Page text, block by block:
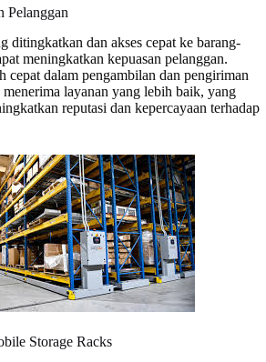
Pelanggan
ditingkatkan dan akses cepat ke barang-
meningkatkan kepuasan pelanggan.
cepat dalam pengambilan dan pengiriman
layanan yang lebih baik, yang
reputasi dan kepercayaan terhadap
Storage Racks